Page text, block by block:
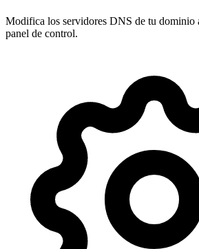
Modifica los servidores DNS de tu dominio
panel de control.